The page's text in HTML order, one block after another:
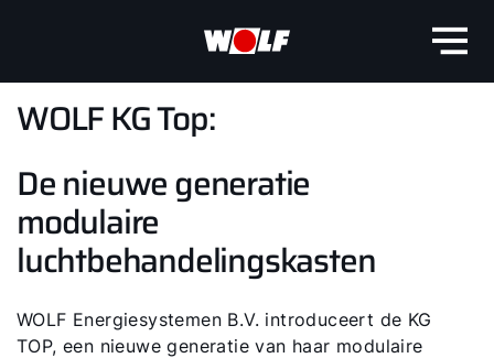
WOLF KG Top:
De nieuwe generatie
modulaire
luchtbehandelingskasten
WOLF Energiesystemen B.V. introduceert de KG
TOP, een nieuwe generatie van haar modulaire